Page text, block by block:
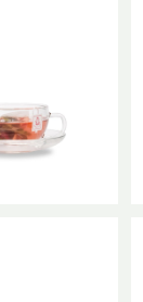
麗-REI 普通